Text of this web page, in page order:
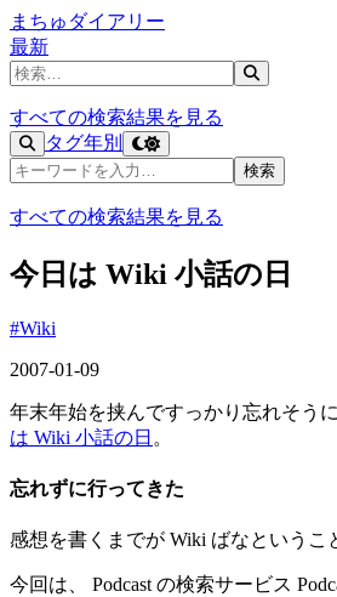
まちゅダイアリー
最新
記事を検索
すべての検索結果を見る
タグ年別
記事を検索
検索
すべての検索結果を見る
今日は Wiki 小話の日
#Wiki
2007-01-09
年末年始を挟んですっかり忘れそう
は Wiki 小話の日 。
忘れずに行ってきた
感想を書くまでが Wiki ばなというこ
今回は、 Podcast の検索サービス